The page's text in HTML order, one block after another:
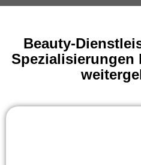
Beauty-
Spezialisierungen